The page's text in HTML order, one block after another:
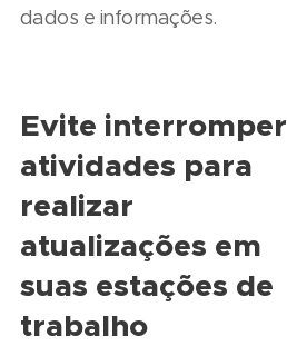
dados e informações.
Evite interromper
atividades para
realizar
atualizações em
suas estações de
trabalho